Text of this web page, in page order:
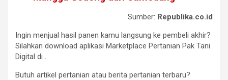
Sumber: Republika.co.id
Ingin menjual hasil panen kamu langsung ke pembeli akhir?
Silahkan download aplikasi Marketplace Pertanian Pak Tani
Digital di .
Butuh artikel pertanian atau berita pertanian terbaru?